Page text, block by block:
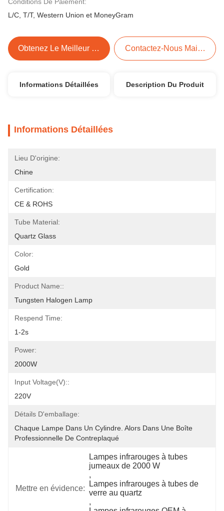
L/C, T/T, Western Union et MoneyGram
Obtenez Le Meilleur Prix Contactez-Nous Maintenant
Informations Détaillées Description Du Produit
Informations Détaillées
Lieu D'origine:
Chine
Certification:
CE & ROHS
Tube Material:
Quartz Glass
Color:
Gold
Product Name::
Tungsten Halogen Lamp
Respend Time:
1-2s
Power:
2000W
Input Voltage(V)::
220V
Détails D'emballage:
Chaque Lampe Dans Un Cylindre. Alors Dans Une Boîte
Professionnelle De Contreplaqué
Mettre en évidence:
Lampes infrarouges à tubes
jumeaux de 2000 W
,
Lampes infrarouges à tubes de
verre au quartz
,